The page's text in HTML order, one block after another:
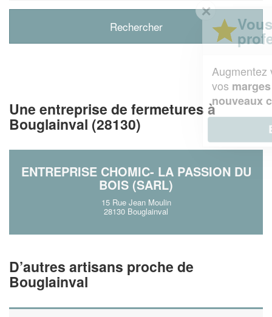
Une entreprise de fermetures à
Bouglainval (28130)
ENTREPRISE CHOMIC- LA PASSION DU
BOIS (SARL)
15 Rue Jean Moulin
28130 Bouglainval
D’autres artisans proche de
Bouglainval
✕
Vous êtes un
professionnel ?
chiffre d'affaireset
tout en gagnant de
nouveaux clients
En savoir plus